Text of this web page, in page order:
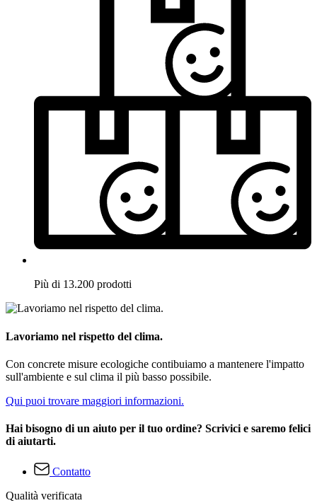
Più di 13.200 prodotti
Lavoriamo nel rispetto del clima.
Con concrete misure ecologiche contibuiamo a mantenere l'impatto
sull'ambiente e sul clima il più basso possibile.
Qui puoi trovare maggiori informazioni.
Hai bisogno di un aiuto per il tuo ordine? Scrivici e saremo felici
di aiutarti.
Contatto
Qualità verificata